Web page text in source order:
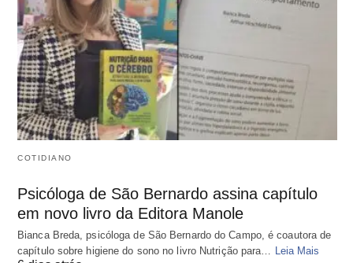
COTIDIANO
Psicóloga de São Bernardo assina capítulo
em novo livro da Editora Manole
Bianca Breda, psicóloga de São Bernardo do Campo, é coautora de
capítulo sobre higiene do sono no livro Nutrição para…
Leia Mais